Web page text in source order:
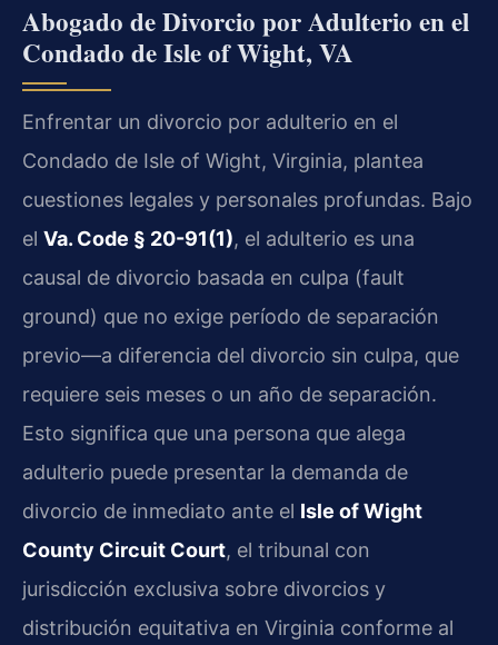
Abogado de Divorcio por Adulterio en el
Condado de Isle of Wight, VA
Enfrentar un divorcio por adulterio en el
Condado de Isle of Wight, Virginia, plantea
cuestiones legales y personales profundas. Bajo
el Va. Code § 20-91(1), el adulterio es una
causal de divorcio basada en culpa (fault
ground) que no exige período de separación
previo—a diferencia del divorcio sin culpa, que
requiere seis meses o un año de separación.
Esto significa que una persona que alega
adulterio puede presentar la demanda de
divorcio de inmediato ante el Isle of Wight
County Circuit Court, el tribunal con
jurisdicción exclusiva sobre divorcios y
distribución equitativa en Virginia conforme al